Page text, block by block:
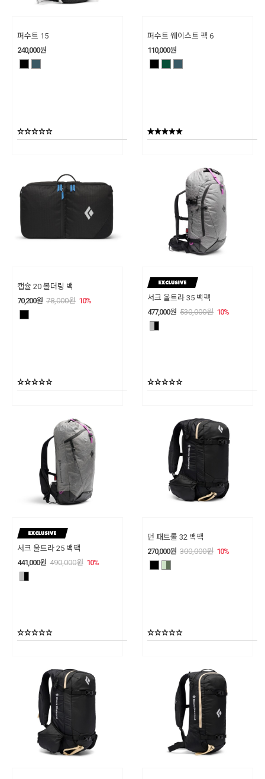
퍼수트 15
240,000원
퍼수트 웨이스트 팩 6
110,000원
캡슐 20 볼더링 백
70,200원 78,000원 10%
서크 울트라 35 백팩
477,000원 530,000원 10%
서크 울트라 25 백팩
441,000원 490,000원 10%
던 패트롤 32 백팩
270,000원 300,000원 10%